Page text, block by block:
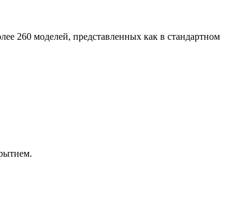
260 моделей, представленных как в стандартном